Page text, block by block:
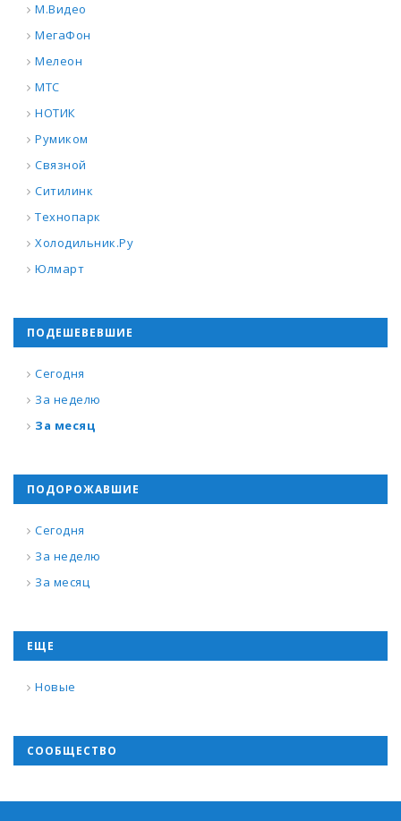
М.Видео
МегаФон
Мелеон
МТС
НОТИК
Румиком
Связной
Ситилинк
Технопарк
Холодильник.Ру
Юлмарт
ПОДЕШЕВЕВШИЕ
Сегодня
За неделю
За месяц
ПОДОРОЖАВШИЕ
Сегодня
За неделю
За месяц
ЕЩЕ
Новые
СООБЩЕСТВО